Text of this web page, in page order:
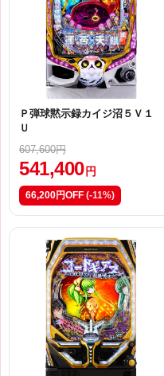
Ｐ弾球黙示録カイジ沼５Ｖ１
Ｕ
607,600円
541,400 円
66,200円OFF (-11%)